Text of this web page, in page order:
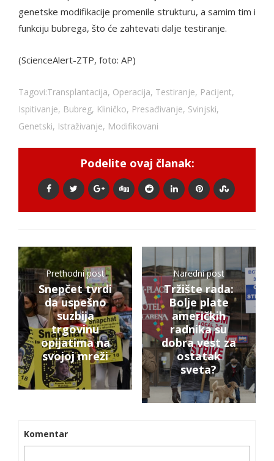
genetske modifikacije promenile strukturu, a samim tim i
funkciju bubrega, što će zahtevati dalje testiranje.
(ScienceAlert-ZTP, foto: AP)
Tagovi:Transplantacija, Operacija, Testiranje, Pacijent,
Ispitivanje, Bubreg, Kliničko, Presađivanje, Svinjski,
Genetski, Istraživanje, Modifikovani
Podelite ovaj članak:
Prethodni post
Snepčet tvrdi
da uspešno
suzbija
trgovinu
opijatima na
svojoj mreži
Naredni post
Tržište rada:
Bolje plate
američkih
radnika su
dobra vest za
ostatak
sveta?
Komentar